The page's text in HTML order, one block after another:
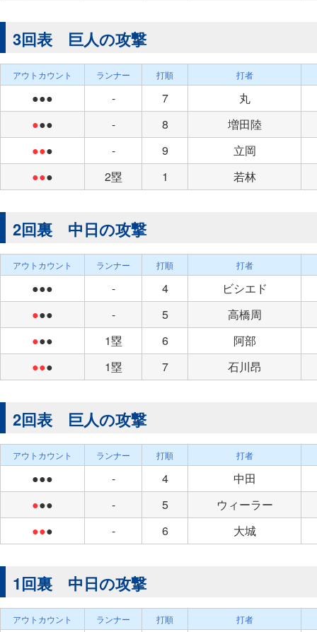
3回表 巨人の攻撃
アウトカウント ランナー 打順 打者
●●● - 7
丸
●●● - 8
増田陸
●●● - 9
立岡
●●● 2塁 1 若林
2回裏 中日の攻撃
アウトカウント ランナー 打順 打者
●●● - 4
ビシエド
●●● - 5
高橋周
●●● 1塁 6
阿部
●●● 1塁 7 石川昂
2回表 巨人の攻撃
アウトカウント ランナー 打順 打者
●●● - 4
中田
●●● - 5
ウィーラー
●●● - 6 大城
1回裏 中日の攻撃
アウトカウント ランナー 打順 打者